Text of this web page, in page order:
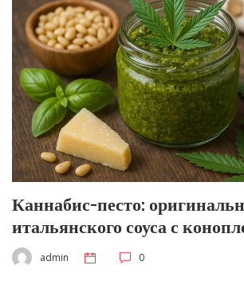
Каннабис-песто:
итальянского соуса с
admin 0